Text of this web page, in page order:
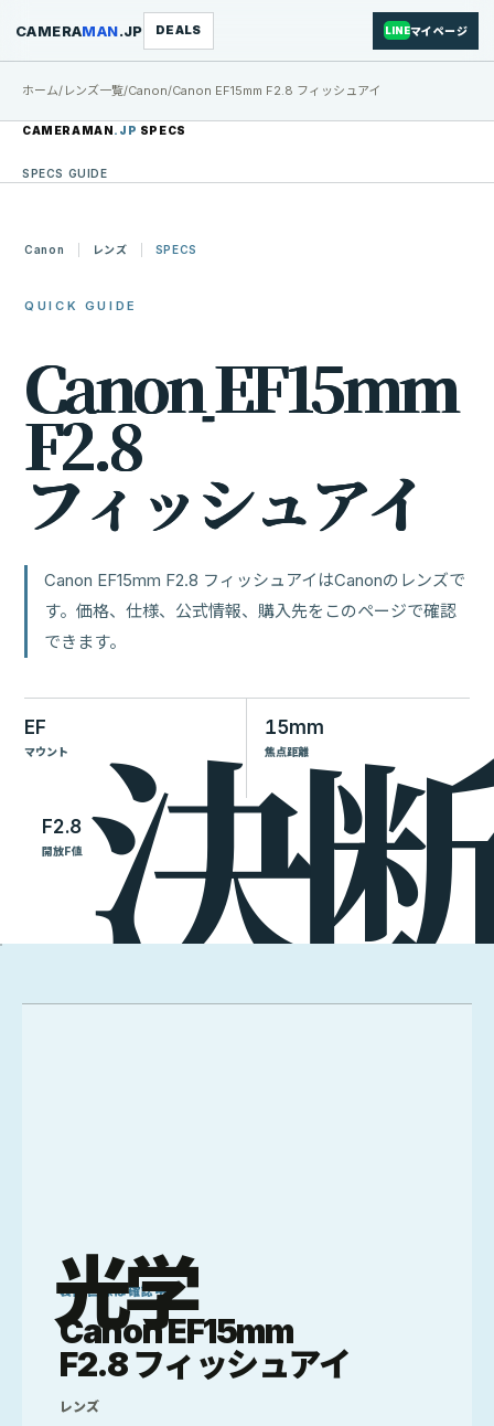
CAMERAMAN.JP DEALS LINEマイページ
ホーム/ レンズ一覧/Canon/Canon EF15mm F2.8 フィッシュアイ
CAMERAMAN.JP SPECS
SPECS GUIDE
Canon レンズ SPECS
QUICK GUIDE
CanonEF15mm
F2.8
フィッシュアイ
Canon EF15mm F2.8 フィッシュアイはCanonのレンズで
す。価格、仕様、公式情報、購入先をこのページで確認
できます。
EF
マウント
15mm
焦点距離
F2.8
開放F値
光学
製品画像は確認中
Canon EF15mm
F2.8 フィッシュアイ
レンズ